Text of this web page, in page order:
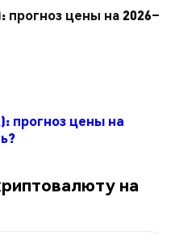
прогноз цены на 2026–
прогноз цены на
на